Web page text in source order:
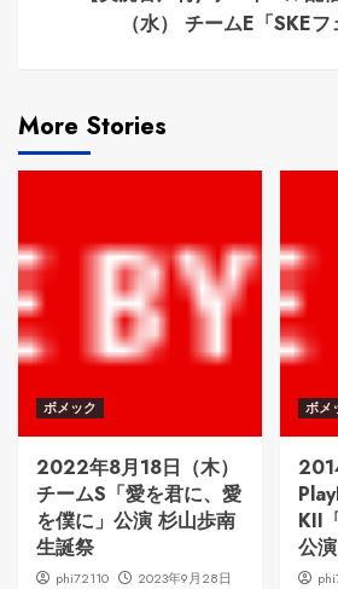
（水） チームE「SKE
More Stories
ボメック
2022年8月18日（木）
チームS「愛を君に、愛
を僕に」公演 杉山歩南
生誕祭
phi72110
2023年9月28日
ボメ
KII
公